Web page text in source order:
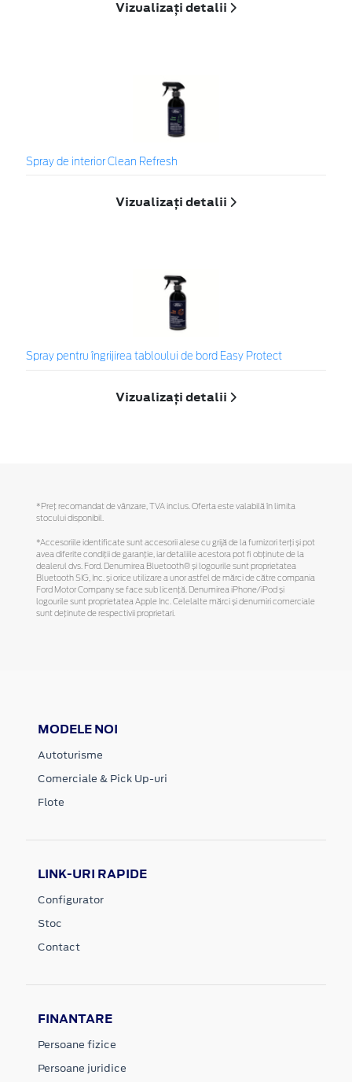
Vizualizați detalii
Spray de interior Clean Refresh
Vizualizați detalii
Spray pentru îngrijirea tabloului de bord Easy Protect
Vizualizați detalii
*Preţ recomandat de vânzare, TVA inclus. Oferta este valabilă în limita
stocului disponibil.
*Accesoriile identificate sunt accesorii alese cu grijă de la furnizori terți și pot
avea diferite condiții de garanție, iar detaliile acestora pot fi obținute de la
dealerul dvs. Ford. Denumirea Bluetooth® și logourile sunt proprietatea
Bluetooth SIG, Inc. și orice utilizare a unor astfel de mărci de către compania
Ford Motor Company se face sub licență. Denumirea iPhone/iPod și
logourile sunt proprietatea Apple Inc. Celelalte mărci și denumiri comerciale
sunt deținute de respectivii proprietari.
MODELE NOI
Autoturisme
Comerciale & Pick Up-uri
Flote
LINK-URI RAPIDE
Configurator
Stoc
Contact
FINANTARE
Persoane fizice
Persoane juridice